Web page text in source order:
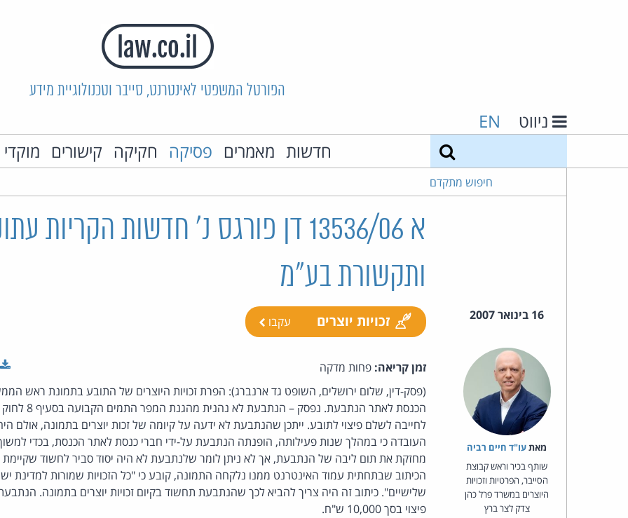
הפורטל המשפטי לאינטרנט, סייבר וטכנולוגיית מידע
ניווט EN
חדשות מאמרים פסיקה חקיקה קישורים
חיפוש מתקדם
א 13536/06 דן פורגס נ' חדשות הקריות
ותקשורת בע"מ
16 בינואר 2007 זכויות יוצרים עקבו
מאת‏עו"ד חיים רביה
שותף בכיר וראש קבוצת
הסייבר, הפרטיות וזכויות
היוצרים במשרד פרל כהן
צדק לצר ברץ
זמן קריאה: פחות מדקה
(פסק-דין, שלום ירושלים, השופט גד ארנברג): הפרת זכויות היוצרים של התובע בתמונת ראש
הכנסת לאתר
לחייבה לשלם פיצוי לתובע. ייתכן שהנתבעת לא ידעה על קיומה של זכות יוצרים בתמונה, אולם
העובדה כי במהלך שנות פעילותה, הופנתה הנתבעת על-ידי חברי כנסת לאתר הכנסת, בכדי
מחזקת את תום ליבה של הנתבעת, אך לא ניתן לומר שלנתבעת לא היה יסוד סביר לחשוד שקיימת
הכיתוב שבתחתית עמוד האינטרנט ממנו נלקחה התמונה, קובע כי "כל הזכויות שמורות למדינת
שלישיים". כיתוב זה היה צריך להביא לכך שהנתבעת תחשוד בקיום זכויות יוצרים בתמונה.
פיצוי בסך 10,000 ש"ח.